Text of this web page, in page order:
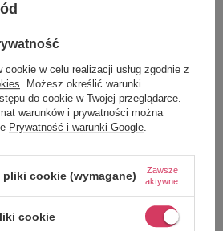
40 ml.
75 ml.
350 ml.
Wound 30 g.
w celu realizacji usług zgodnie z
. Możesz określić warunki
do cookie w Twojej przeglądarce.
warunków i prywatności można
Prywatność i warunki Google
cookie (wymagane)
Zawsze
aktywne
cookie